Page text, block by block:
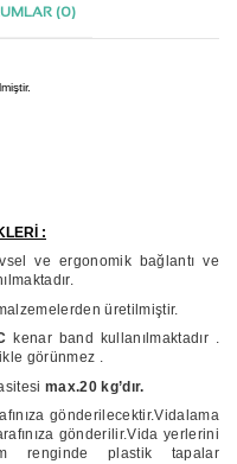
(0)
:
ve ergonomik bağlantı ve
üretilmiştir.
kenar band kullanılmaktadır .
görünmez .
max.20 kg’dır.
gönderilecektir.Vidalama
gönderilir.Vida yerlerini
renginde plastik tapalar